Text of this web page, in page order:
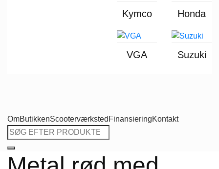
Kymco Honda
VGA Suzuki
OmButikkenScooterværksted FinansieringKontakt
Søg
efter: